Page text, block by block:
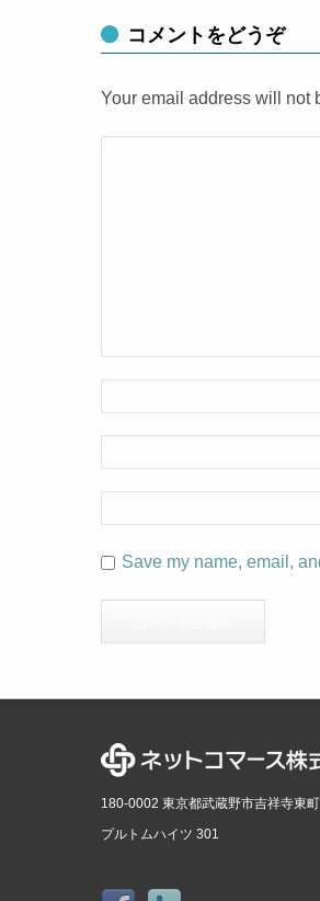
コメントをどうぞ
Your email address will not
Save my name, email,
180-0002 東京都武蔵野市吉祥寺東
プルトムハイツ 301